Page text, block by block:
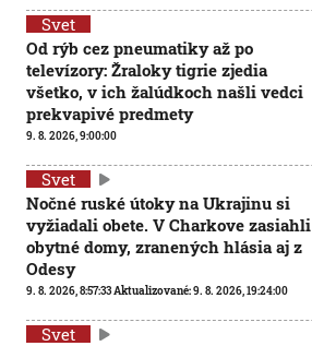
Svet
Od rýb cez pneumatiky až po
televízory: Žraloky tigrie zjedia
všetko, v ich žalúdkoch našli vedci
prekvapivé predmety
9. 8. 2026, 9:00:00
Svet
Nočné ruské útoky na Ukrajinu si
vyžiadali obete. V Charkove zasiahli
obytné domy, zranených hlásia aj z
Odesy
9. 8. 2026, 8:57:33Aktualizované:9. 8. 2026, 19:24:00
Svet